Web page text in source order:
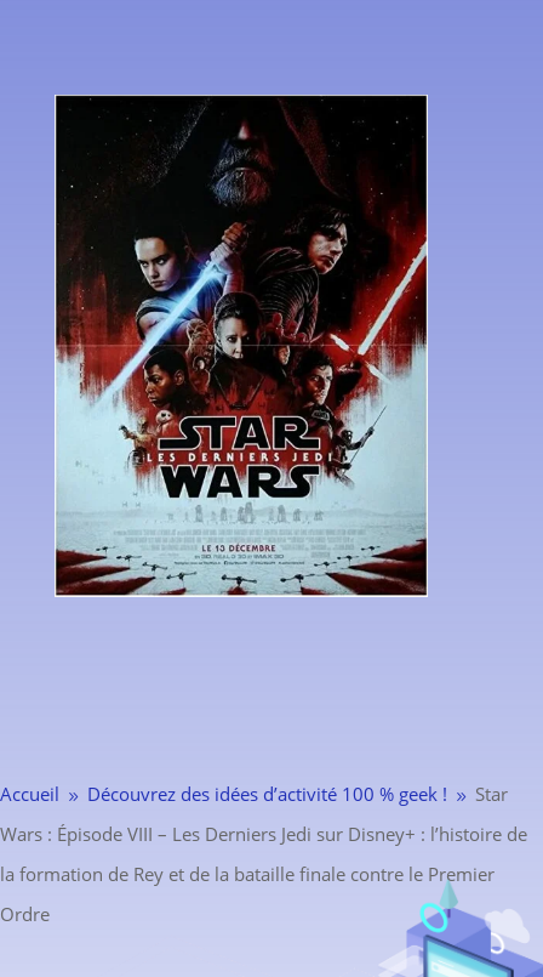
Accueil 9 Découvrez des idées d’activité 100 % geek ! 9 Star
Wars : Épisode VIII – Les Derniers Jedi sur Disney+ : l’histoire de
la formation de Rey et de la bataille finale contre le Premier
Ordre